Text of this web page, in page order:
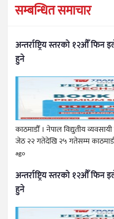
सम्बन्धित समाचार
अन्तर्राष्ट्रिय स्तरको १२औँ
हुने
काठमाडौँ । नेपाल विद्युतीय
जेठ २२ गतेदेखि २५ गतेसम्म
ago
अन्तर्राष्ट्रिय स्तरको १२औँ
हुने